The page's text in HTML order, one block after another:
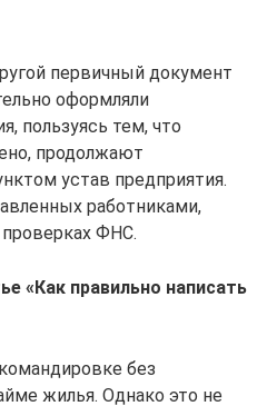
первичный документ
оформляли
пользуясь тем, что
продолжают
устав предприятия.
работниками,
ФНС.
«Как правильно написать
без
жилья. Однако это не